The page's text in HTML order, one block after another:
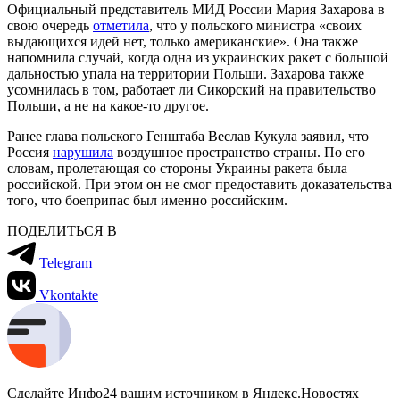
Официальный представитель МИД России Мария Захарова в
свою очередь отметила, что у польского министра «своих
выдающихся идей нет, только американские». Она также
напомнила случай, когда одна из украинских ракет с большой
дальностью упала на территории Польши. Захарова также
усомнилась в том, работает ли Сикорский на правительство
Польши, а не на какое-то другое.
Ранее глава польского Генштаба Веслав Кукула заявил, что
Россия нарушила воздушное пространство страны. По его
словам, пролетающая со стороны Украины ракета была
российской. При этом он не смог предоставить доказательства
того, что боеприпас был именно российским.
ПОДЕЛИТЬСЯ В
Telegram
Vkontakte
Сделайте Инфо24 вашим источником в Яндекс.Новостях